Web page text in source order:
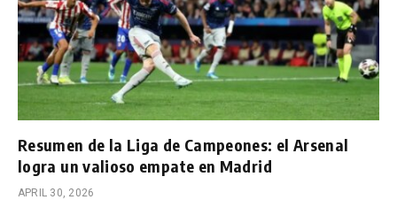
Resumen de la Liga de Campeones: el Arsenal
logra un valioso empate en Madrid
APRIL 30, 2026